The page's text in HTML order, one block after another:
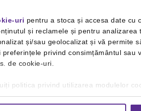
uri pentru a stoca și accesa date cu
și reclamele și pentru
și/sau geolocalizat și vă permite
privind consimțământul sau
de cookie-uri.
politica privind utilizarea modulelor